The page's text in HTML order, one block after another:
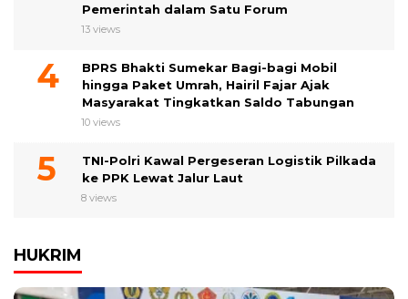
Pemerintah dalam Satu Forum
13 views
BPRS Bhakti Sumekar Bagi-bagi Mobil
hingga Paket Umrah, Hairil Fajar Ajak
Masyarakat Tingkatkan Saldo Tabungan
10 views
TNI-Polri Kawal Pergeseran Logistik Pilkada
ke PPK Lewat Jalur Laut
8 views
HUKRIM